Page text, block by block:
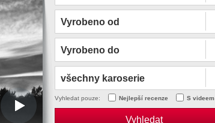
Vyrobeno od
Vyrobeno do
všechny karoserie
Vyhledat pouze: Nejlepší recenze S videem